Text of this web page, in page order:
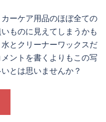
ーケア用品のほぼ全ての
ものに見えてしまうかも
とクリーナーワックスだ
ントを書くよりもこの写
とは思いませんか？